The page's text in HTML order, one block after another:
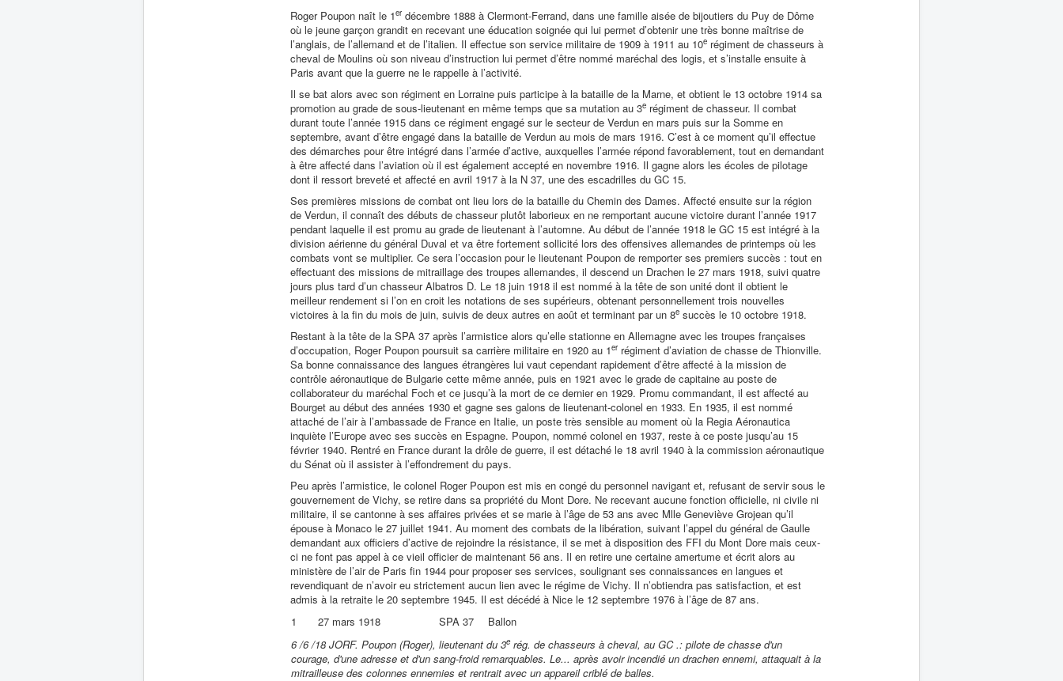
Roger Poupon naît le 1er décembre 1888 à Clermont-Ferrand, dans une famille aisée de bijoutiers du Puy de Dôme
où le jeune garçon grandit en recevant une éducation soignée qui lui permet d’obtenir une très bonne maîtrise de
l’anglais, de l’allemand et de l’italien. Il effectue son service militaire de 1909 à 1911 au 10e régiment de chasseurs à
cheval de Moulins où son niveau d’instruction lui permet d’être nommé maréchal des logis, et s’installe ensuite à
Paris avant que la guerre ne le rappelle à l’activité.
Il se bat alors avec son régiment en Lorraine puis participe à la bataille de la Marne, et obtient le 13 octobre 1914 sa
promotion au grade de sous-lieutenant en même temps que sa mutation au 3e régiment de chasseur. Il combat
durant toute l’année 1915 dans ce régiment engagé sur le secteur de Verdun en mars puis sur la Somme en
septembre, avant d’être engagé dans la bataille de Verdun au mois de mars 1916. C’est à ce moment qu’il effectue
des démarches pour être intégré dans l’armée d’active, auxquelles l’armée répond favorablement, tout en demandant
à être affecté dans l’aviation où il est également accepté en novembre 1916. Il gagne alors les écoles de pilotage
dont il ressort breveté et affecté en avril 1917 à la N 37, une des escadrilles du GC 15.
Ses premières missions de combat ont lieu lors de la bataille du Chemin des Dames. Affecté ensuite sur la région
de Verdun, il connaît des débuts de chasseur plutôt laborieux en ne remportant aucune victoire durant l’année 1917
pendant laquelle il est promu au grade de lieutenant à l’automne. Au début de l’année 1918 le GC 15 est intégré à la
division aérienne du général Duval et va être fortement sollicité lors des offensives allemandes de printemps où les
combats vont se multiplier. Ce sera l’occasion pour le lieutenant Poupon de remporter ses premiers succès : tout en
effectuant des missions de mitraillage des troupes allemandes, il descend un Drachen le 27 mars 1918, suivi quatre
jours plus tard d’un chasseur Albatros D. Le 18 juin 1918 il est nommé à la tête de son unité dont il obtient le
meilleur rendement si l’on en croit les notations de ses supérieurs, obtenant personnellement trois nouvelles
victoires à la fin du mois de juin, suivis de deux autres en août et terminant par un 8e succès le 10 octobre 1918.
Restant à la tête de la SPA 37 après l’armistice alors qu’elle stationne en Allemagne avec les troupes françaises
d’occupation, Roger Poupon poursuit sa carrière militaire en 1920 au 1er régiment d’aviation de chasse de Thionville.
Sa bonne connaissance des langues étrangères lui vaut cependant rapidement d’être affecté à la mission de
contrôle aéronautique de Bulgarie cette même année, puis en 1921 avec le grade de capitaine au poste de
collaborateur du maréchal Foch et ce jusqu’à la mort de ce dernier en 1929. Promu commandant, il est affecté au
Bourget au début des années 1930 et gagne ses galons de lieutenant-colonel en 1933. En 1935, il est nommé
attaché de l’air à l’ambassade de France en Italie, un poste très sensible au moment où la Regia Aéronautica
inquiète l’Europe avec ses succès en Espagne. Poupon, nommé colonel en 1937, reste à ce poste jusqu’au 15
février 1940. Rentré en France durant la drôle de guerre, il est détaché le 18 avril 1940 à la commission aéronautique
du Sénat où il assister à l’effondrement du pays.
Peu après l’armistice, le colonel Roger Poupon est mis en congé du personnel navigant et, refusant de servir sous le
gouvernement de Vichy, se retire dans sa propriété du Mont Dore. Ne recevant aucune fonction officielle, ni civile ni
militaire, il se cantonne à ses affaires privées et se marie à l’âge de 53 ans avec Mlle Geneviève Grojean qu’il
épouse à Monaco le 27 juillet 1941. Au moment des combats de la libération, suivant l’appel du général de Gaulle
demandant aux officiers d’active de rejoindre la résistance, il se met à disposition des FFI du Mont Dore mais ceux-
ci ne font pas appel à ce vieil officier de maintenant 56 ans. Il en retire une certaine amertume et écrit alors au
ministère de l’air de Paris fin 1944 pour proposer ses services, soulignant ses connaissances en langues et
revendiquant de n’avoir eu strictement aucun lien avec le régime de Vichy. Il n’obtiendra pas satisfaction, et est
admis à la retraite le 20 septembre 1945. Il est décédé à Nice le 12 septembre 1976 à l’âge de 87 ans.
1
27 mars 1918 SPA 37
Ballon
6 /6 /18 JORF. Poupon (Roger), lieutenant du 3e rég. de chasseurs à cheval, au GC .: pilote de chasse d'un
courage, d'une adresse et d'un sang-froid remarquables. Le... après avoir incendié un drachen ennemi, attaquait à la
mitrailleuse des colonnes ennemies et rentrait avec un appareil criblé de balles.